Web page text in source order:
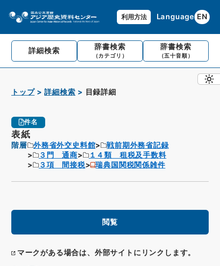
利用方法 Language EN
詳細検索 辞書検索
（カテゴリ）
辞書検索
（五十音順）
トップ 詳細検索 目録詳細
件名
表紙
階層 外務省外交史料館
戦前期外務省記録
３門 通商
１４類 租税及手数料
３項 間接税
瑞典国関税関係雑件
閲覧
マークがある場合は、外部サイトにリンクします。